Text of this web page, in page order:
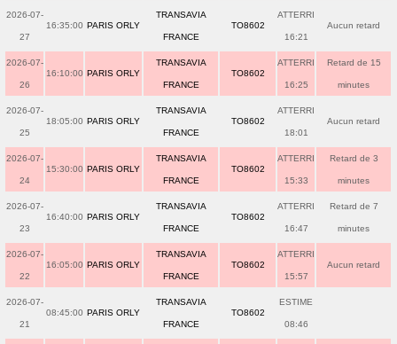
2026-07-
27
16:35:00 PARIS ORLY
TRANSAVIA
FRANCE
TO8602
ATTERRI
16:21
Aucun retard
2026-07-
26
16:10:00 PARIS ORLY
TRANSAVIA
FRANCE
TO8602
ATTERRI
16:25
Retard de 15
minutes
2026-07-
25
18:05:00 PARIS ORLY
TRANSAVIA
FRANCE
TO8602
ATTERRI
18:01
Aucun retard
2026-07-
24
15:30:00 PARIS ORLY
TRANSAVIA
FRANCE
TO8602
ATTERRI
15:33
Retard de 3
minutes
2026-07-
23
16:40:00 PARIS ORLY
TRANSAVIA
FRANCE
TO8602
ATTERRI
16:47
Retard de 7
minutes
2026-07-
22
16:05:00 PARIS ORLY
TRANSAVIA
FRANCE
TO8602
ATTERRI
15:57
Aucun retard
2026-07-
21
08:45:00 PARIS ORLY
TRANSAVIA
FRANCE
TO8602
ESTIME
08:46